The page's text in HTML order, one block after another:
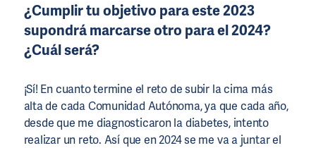
¿Cumplir tu objetivo para este 2023
supondrá marcarse otro para el 2024?
¿Cuál será?
¡Sí! En cuanto termine el reto de subir la cima más
alta de cada Comunidad Autónoma, ya que cada año,
desde que me diagnosticaron la diabetes, intento
realizar un reto. Así que en 2024 se me va a juntar el